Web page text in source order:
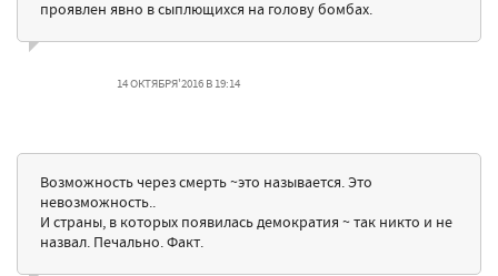
проявлен явно в сыплющихся на голову бомбах.
14 ОКТЯБРЯ'2016 В 19:14
Возможность через смерть ~это называется. Это
невозможность..
И страны, в которых появилась демократия ~ так никто и не
назвал. Печально. Факт.